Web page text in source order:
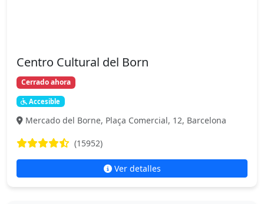
Centro Cultural del Born
Cerrado ahora
Accesible
Mercado del Borne, Plaça Comercial, 12, Barcelona
(15952)
Ver detalles